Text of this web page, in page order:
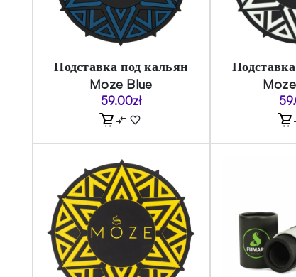
Подставка под кальян
Moze Blue
59.00zł